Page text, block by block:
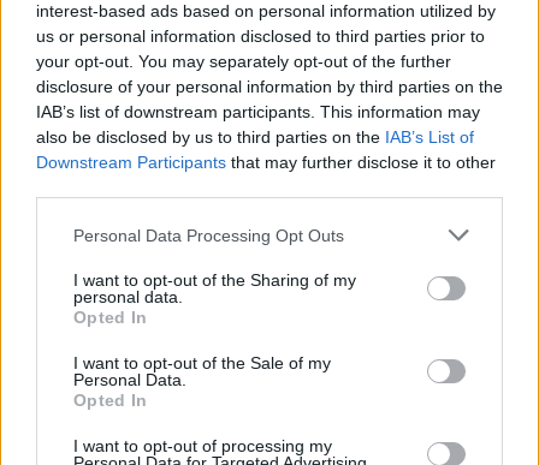
interest-based ads based on personal information utilized by
us or personal information disclosed to third parties prior to
your opt-out. You may separately opt-out of the further
disclosure of your personal information by third parties on the
IAB’s list of downstream participants. This information may
also be disclosed by us to third parties on the IAB’s List of
Downstream Participants that may further disclose it to other
Personal Data Processing Opt Outs
I want to opt-out of the Sharing of my
personal data.
Opted In
I want to opt-out of the Sale of my
Personal Data.
Opted In
I want to opt-out of processing my